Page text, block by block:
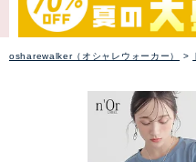
ファッション雑貨
セレモニー・オケージョ
アイテム特集
osharewalker（オシャレウォーカー）